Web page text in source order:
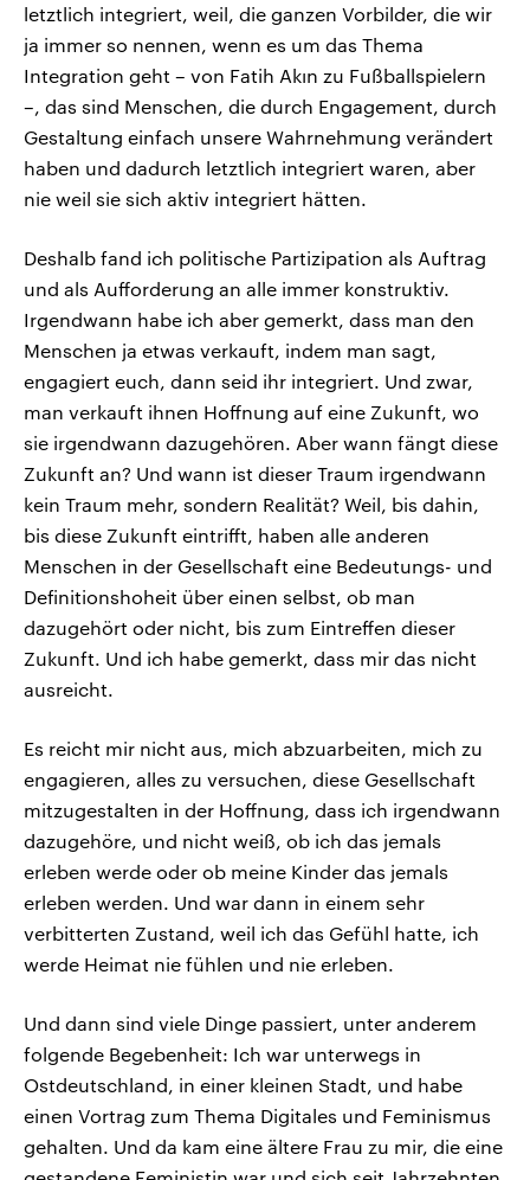
letztlich integriert, weil, die ganzen Vorbilder, die wir
ja immer so nennen, wenn es um das Thema
Integration geht – von Fatih Akın zu Fußballspielern
–, das sind Menschen, die durch Engagement, durch
Gestaltung einfach unsere Wahrnehmung verändert
haben und dadurch letztlich integriert waren, aber
nie weil sie sich aktiv integriert hätten.
Deshalb fand ich politische Partizipation als Auftrag
und als Aufforderung an alle immer konstruktiv.
Irgendwann habe ich aber gemerkt, dass man den
Menschen ja etwas verkauft, indem man sagt,
engagiert euch, dann seid ihr integriert. Und zwar,
man verkauft ihnen Hoffnung auf eine Zukunft, wo
sie irgendwann dazugehören. Aber wann fängt diese
Zukunft an? Und wann ist dieser Traum irgendwann
kein Traum mehr, sondern Realität? Weil, bis dahin,
bis diese Zukunft eintrifft, haben alle anderen
Menschen in der Gesellschaft eine Bedeutungs- und
Definitionshoheit über einen selbst, ob man
dazugehört oder nicht, bis zum Eintreffen dieser
Zukunft. Und ich habe gemerkt, dass mir das nicht
ausreicht.
Es reicht mir nicht aus, mich abzuarbeiten, mich zu
engagieren, alles zu versuchen, diese Gesellschaft
mitzugestalten in der Hoffnung, dass ich irgendwann
dazugehöre, und nicht weiß, ob ich das jemals
erleben werde oder ob meine Kinder das jemals
erleben werden. Und war dann in einem sehr
verbitterten Zustand, weil ich das Gefühl hatte, ich
werde Heimat nie fühlen und nie erleben.
Und dann sind viele Dinge passiert, unter anderem
folgende Begebenheit: Ich war unterwegs in
Ostdeutschland, in einer kleinen Stadt, und habe
einen Vortrag zum Thema Digitales und Feminismus
gehalten. Und da kam eine ältere Frau zu mir, die eine